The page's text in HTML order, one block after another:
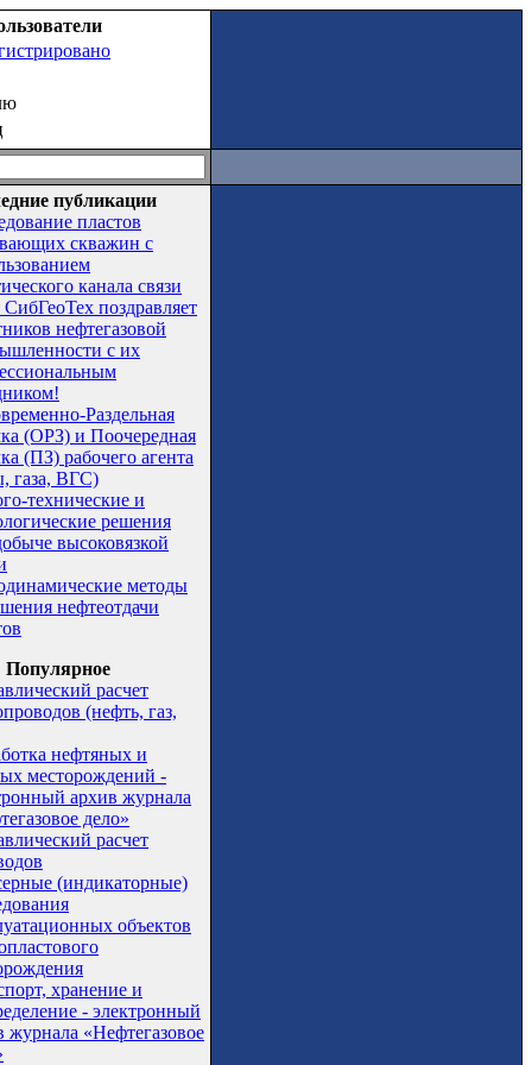
публикации
пластов
скважин с
канала связи
поздравляет
нефтегазовой
с их
Раздельная
(ОРЗ) и Поочередная
(ПЗ) рабочего агента
газа, ВГС)
технические и
решения
высоковязкой
методы
нефтеотдачи
Популярное
расчет
(нефть, газ,
нефтяных и
месторождений -
архив журнала
дело»
расчет
(индикаторные)
объектов
хранение и
- электронный
журнала «Нефтегазовое